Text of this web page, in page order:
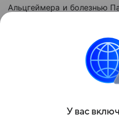
Альцгеймера и болезнью
и ревматоидным
что эти обезьяны хорошо
механизмов развития и
заболеваний, подытожили
У вас включ